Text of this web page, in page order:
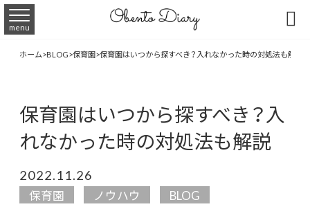
menu 
ホーム>BLOG>保育園>保育園はいつから探すべき？入れなかった時の対処法も解説
保育園はいつから探すべき？入
れなかった時の対処法も解説
2022.11.26
保育園 ノウハウ BLOG